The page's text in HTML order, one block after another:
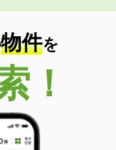
物件を
！